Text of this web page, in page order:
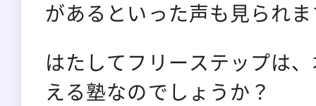
があるといった声も見られ
はたしてフリーステップは
える塾なのでしょうか？